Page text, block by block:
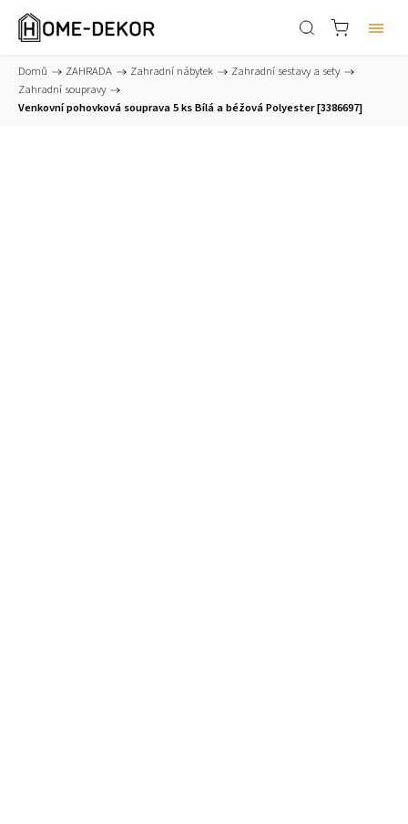
Domů / ZAHRADA / Zahradní nábytek / Zahradní sestavy a sety /
Zahradní soupravy /
Venkovní pohovková souprava 5 ks Bílá a béžová Polyester [3386697]